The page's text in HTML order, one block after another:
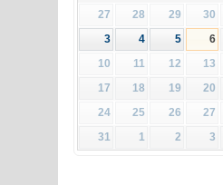
27 28 29 30
3
4 5 6
10
11 12 13
17
18 19 20
24
25 26 27
31
1 2 3